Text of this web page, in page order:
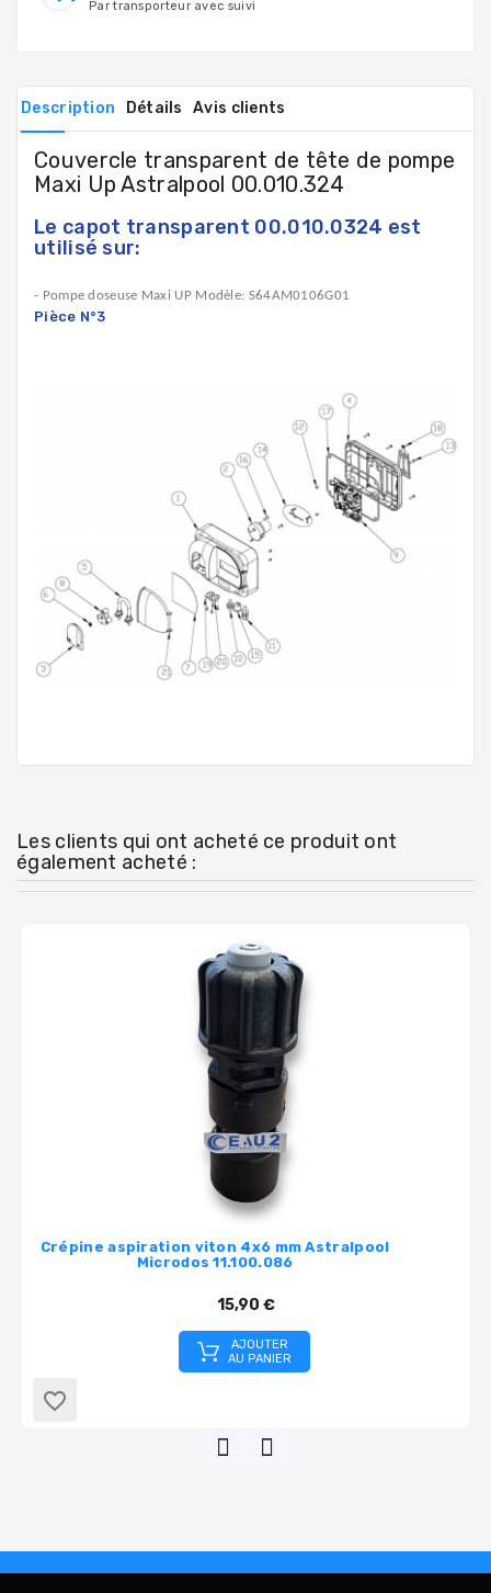
Par transporteur avec suivi
Description Détails Avis clients
Couvercle transparent de tête de pompe
Maxi Up Astralpool 00.010.324
Le capot transparent 00.010.0324 est
utilisé sur:
- Pompe doseuse Maxi UP Modèle: S64AM0106G01
Pièce N°3
Les clients qui ont acheté ce produit ont
également acheté :
Crépine aspiration viton 4x6 mm Astralpool
Microdos 11.100.086
15,90 €
AJOUTER
AU PANIER
favorite_border